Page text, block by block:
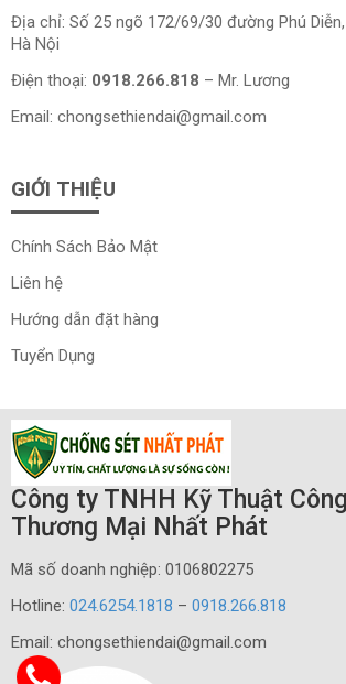
Địa chỉ: Số 25 ngõ 172/69/30 đường Phú
Hà Nội
Điện thoại: 0918.266.818 – Mr. Lương
Email: chongsethiendai@gmail.com
GIỚI THIỆU
Chính Sách Bảo Mật
Liên hệ
Hướng dẫn đặt hàng
Tuyển Dụng
Công ty TNHH Kỹ Thuật
Thương Mại Nhất Phát
Mã số doanh nghiệp: 0106802275
Hotline: 024.6254.1818 – 0918.266.818
Email: chongsethiendai@gmail.com